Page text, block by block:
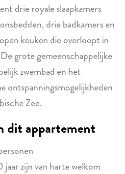
drie royale slaapkamers
drie badkamers en
keuken die overloopt in
grote gemeenschappelijke
zwembad en het
ontspanningsmogelijkheden
Zee.
dit appartement
jaar zijn van harte welkom